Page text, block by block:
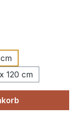
120 cm
Wert